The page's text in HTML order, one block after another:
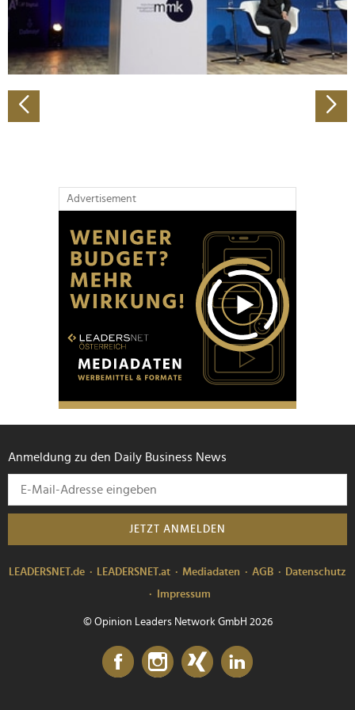
personalisieren, Funktionen für soziale Medien anbieten
zu können und die Zugriffe auf unsere Website zu
analysieren. Außerdem geben wir Informationen zu Ihrer
Verwendung unserer Website an unsere Partner für
Partner führen diese Informationen möglicherweise mit
weiteren Daten zusammen, die Sie ihnen bereitgestellt
Advertisement
Anmeldung zu den Daily Business News
JETZT ANMELDEN
LEADERSNET.de LEADERSNET.at Mediadaten AGB
Datenschutz
Impressum
© Opinion Leaders Network GmbH 2026